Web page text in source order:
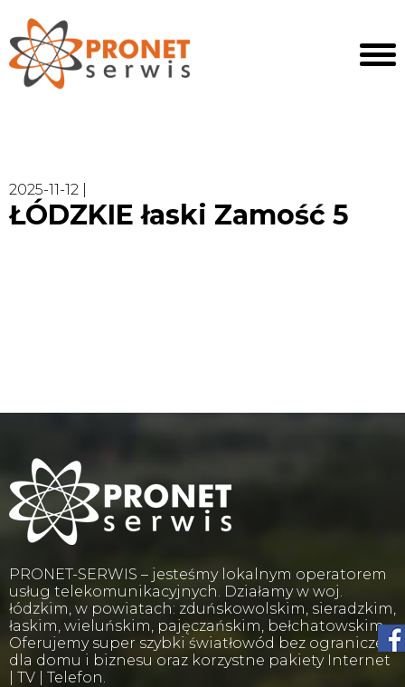
2025-11-12 |
ŁÓDZKIE łaski Zamość 5
PRONET-SERWIS – jesteśmy lokalnym operatorem
usług telekomunikacyjnych. Działamy w woj.
łódzkim, w powiatach: zduńskowolskim, sieradzkim,
łaskim, wieluńskim, pajęczańskim, bełchatowskim.
Oferujemy super szybki światłowód bez ograniczeń
dla domu i biznesu oraz korzystne pakiety Internet
| TV | Telefon.